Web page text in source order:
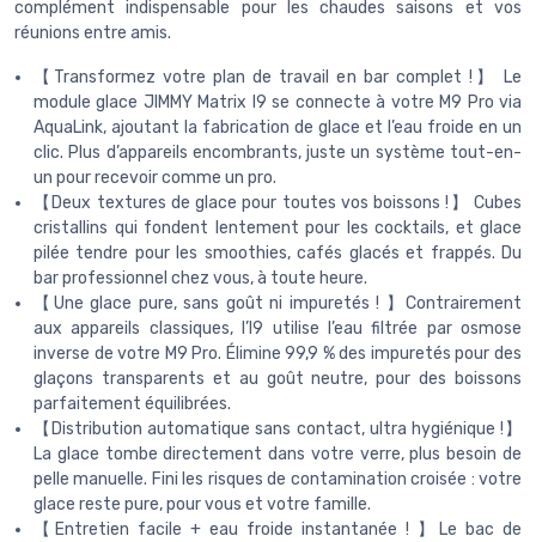
complément indispensable pour les chaudes saisons et vos
réunions entre amis.
【Transformez votre plan de travail en bar complet !】 Le
module glace JIMMY Matrix I9 se connecte à votre M9 Pro via
AquaLink, ajoutant la fabrication de glace et l’eau froide en un
clic. Plus d’appareils encombrants, juste un système tout-en-
un pour recevoir comme un pro.
【Deux textures de glace pour toutes vos boissons !】 Cubes
cristallins qui fondent lentement pour les cocktails, et glace
pilée tendre pour les smoothies, cafés glacés et frappés. Du
bar professionnel chez vous, à toute heure.
【Une glace pure, sans goût ni impuretés ! 】Contrairement
aux appareils classiques, l’I9 utilise l’eau filtrée par osmose
inverse de votre M9 Pro. Élimine 99,9 % des impuretés pour des
glaçons transparents et au goût neutre, pour des boissons
parfaitement équilibrées.
【Distribution automatique sans contact, ultra hygiénique !】
La glace tombe directement dans votre verre, plus besoin de
pelle manuelle. Fini les risques de contamination croisée : votre
glace reste pure, pour vous et votre famille.
【Entretien facile + eau froide instantanée ! 】Le bac de